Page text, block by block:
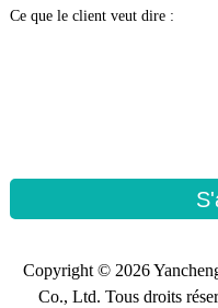
Ce que le client veut dire :
Copyright © 2026
Co., Ltd. Tous droits